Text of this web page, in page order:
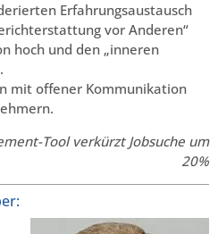
Erfahrungsaustausch
vor Anderen“
hoch und den „inneren
mit offener Kommunikation
Tool verkürzt Jobsuche um
20%